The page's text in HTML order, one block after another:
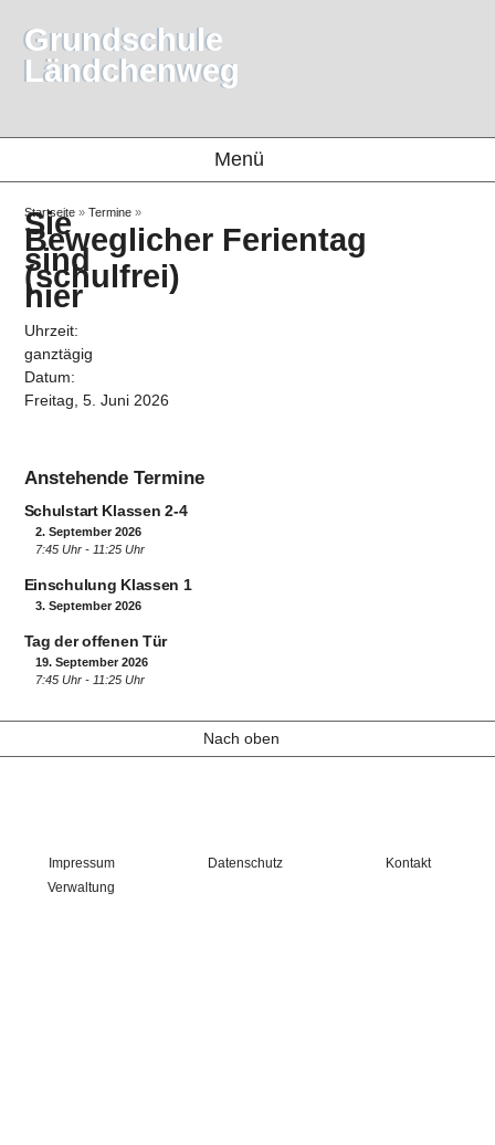
Grundschule
Ländchenweg
Menü
Sie
sind
hier
Startseite» Termine»
Beweglicher Ferientag
(schulfrei)
Uhrzeit:
ganztägig
Datum:
Freitag, 5. Juni 2026
Anstehende Termine
Schulstart Klassen 2-4
2. September 2026
7:45 Uhr - 11:25 Uhr
Einschulung Klassen 1
3. September 2026
Tag der offenen Tür
19. September 2026
7:45 Uhr - 11:25 Uhr
Nach oben
Impressum Datenschutz
Kontakt
Verwaltung